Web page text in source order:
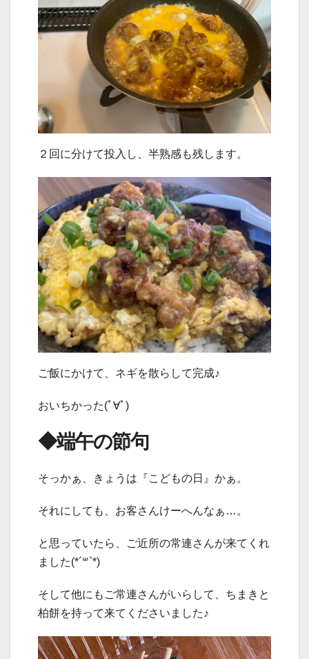
２回に分けて投入し、半熟感も残します。
ご飯にかけて、ネギを散らして完成♪
おいちかった(ﾟ∀ﾟ)
◆端午の節句
そっかぁ、きょうは『こどもの日』かぁ。
それにしても、お客さんけーへんなぁ…。
と思っていたら、ご近所の常連さんが来てくれ
ました(*´꒳`*)
そして他にもご常連さんがいらして、ちまきと
柏餅を持って来てくださいました♪